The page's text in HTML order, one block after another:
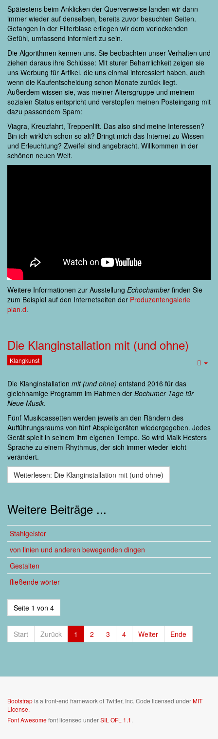
Spätestens beim Anklicken der Querverweise landen wir dann
immer wieder auf denselben, bereits zuvor besuchten Seiten.
Gefangen in der Filterblase erliegen wir dem verlockenden
Gefühl, umfassend informiert zu sein.
Die Algorithmen kennen uns. Sie beobachten unser Verhalten und
ziehen daraus ihre Schlüsse: Mit sturer Beharrlichkeit zeigen sie
uns Werbung für Artikel, die uns einmal interessiert haben, auch
wenn die Kaufentscheidung schon Monate zurück liegt.
Außerdem wissen sie, was meiner Altersgruppe und meinem
sozialen Status entspricht und verstopfen meinen Posteingang mit
dazu passendem Spam:
Viagra, Kreuzfahrt, Treppenlift. Das also sind meine Interessen?
Bin ich wirklich schon so alt? Bringt mich das Internet zu Wissen
und Erleuchtung? Zweifel sind angebracht. Willkommen in der
schönen neuen Welt.
Weitere Informationen zur Ausstellung Echochamberfinden Sie
zum Beispiel auf den Internetseiten der Produzentengalerie
plan.d.
Die Klanginstallation mit (und ohne)
Klangkunst
Die Klanginstallation mit (und ohne) entstand 2016 für das
gleichnamige Programm im Rahmen der Bochumer Tage für
Neue Musik.
Fünf Musikcassetten werden jeweils an den Rändern des
Aufführungsraums von fünf Abspielgeräten wiedergegeben. Jedes
Gerät spielt in seinem ihm eigenen Tempo. So wird Maik Hesters
Sprache zu einem Rhythmus, der sich immer wieder leicht
verändert.
Weiterlesen: Die Klanginstallation mit (und ohne)
Weitere Beiträge ...
Stahlgeister
von linien und anderen bewegenden dingen
Gestalten
fließende wörter
Seite 1 von 4
Start Zurück 1 2 3 4 Weiter Ende
Bootstrapis a front-end framework of Twitter, Inc. Code licensed underMIT
License.
Font Awesomefont licensed underSIL OFL 1.1.